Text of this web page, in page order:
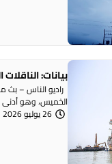
بيانات:
راديو الناس – بث
الخميس، وهو
26 يوليو 2026 | 8:42 مساءً